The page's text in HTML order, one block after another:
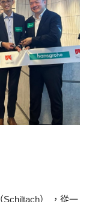
Schiltach） ，從一